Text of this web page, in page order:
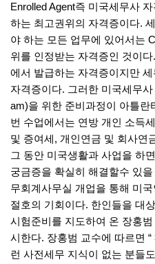
Enrolled Agent즉 미국세무사
하는 최고권위의 자격증이다.
야 하는 모든 업무에 있어서는
위를 인정받는 자격증인 것이
에서 발급하는 자격증이지만
자격증이다. 그러한 미국세무
am)을 위한 준비과정이 아틀란
번 수업에서는 연방 개인 소득
및 증여세, 개인연금 및 회사연
그 동안 미국생활과 사업을 하
궁금증을 확실히 해결할수 있
무회계사무실 개업을 통해 미
절호의 기회이다. 한인들을 대
시험준비를 지도하여 온 장홍
시한다. 장홍범 교수에 따르면
런 사전세무 지식이 없는 분들